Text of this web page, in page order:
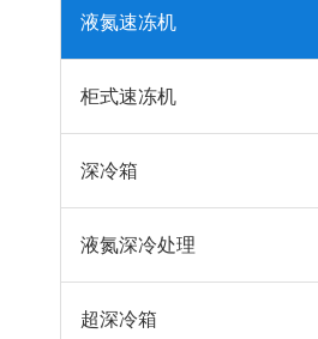
液氮速冻机
柜式速冻机
深冷箱
液氮深冷处理
超深冷箱